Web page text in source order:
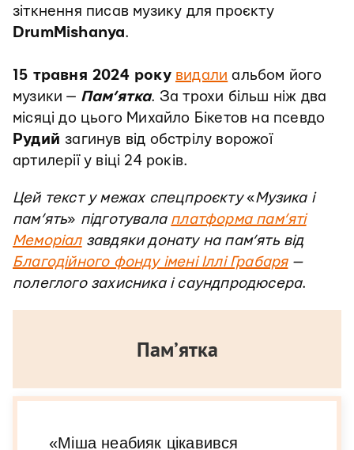
зіткнення писав музику для проєкту
DrumMishanya.
15 травня 2024 року видали альбом його
музики — Пам’ятка. За трохи більш ніж два
місяці до цього Михайло Бікетов на псевдо
Рудий загинув від обстрілу ворожої
артилерії у віці 24 років.
Цей текст у межах спецпроєкту«Музика і
пам’ять» підготувала платформа пам’яті
Меморіалзавдяки донату на пам’ять від
Благодійного фонду імені Іллі Грабаря—
полеглого захисника і саундпродюсера.
Пам’ятка
«Міша неабияк цікавився